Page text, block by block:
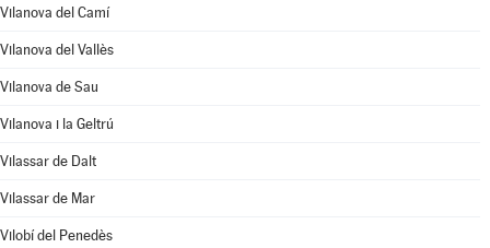
Vilanova del Camí
Vilanova del Vallès
Vilanova de Sau
Vilanova i la Geltrú
Vilassar de Dalt
Vilassar de Mar
Vilobí del Penedès